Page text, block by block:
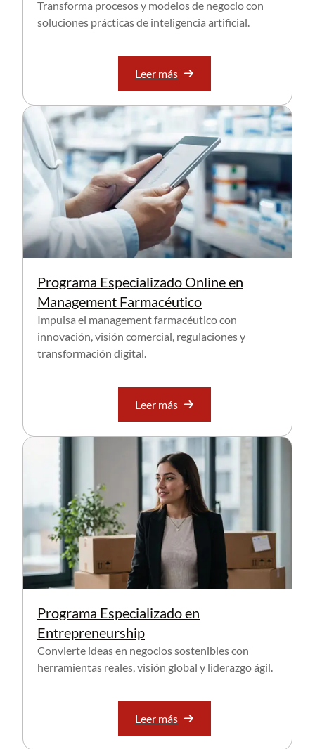
Transforma procesos y modelos de negocio con
soluciones prácticas de inteligencia artificial.
Leer más
Programa Especializado Online en
Management Farmacéutico
Impulsa el management farmacéutico con
innovación, visión comercial, regulaciones y
transformación digital.
Leer más
Programa Especializado en
Entrepreneurship
Convierte ideas en negocios sostenibles con
herramientas reales, visión global y liderazgo ágil.
Leer más